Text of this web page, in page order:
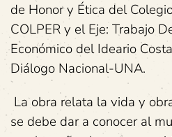
de Honor y Ética del
COLPER y el Eje: Trabajo
Económico del Ideario
Diálogo Nacional-UNA.
La obra relata la vida y
se debe dar a conocer al